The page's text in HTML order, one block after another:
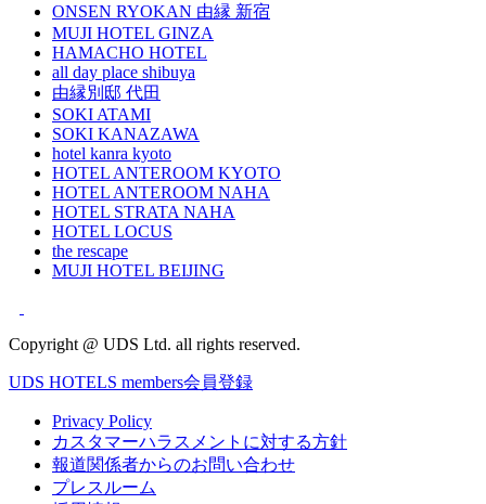
ONSEN RYOKAN 由縁 新宿
MUJI HOTEL GINZA
HAMACHO HOTEL
all day place shibuya
由縁別邸 代田
SOKI ATAMI
SOKI KANAZAWA
hotel kanra kyoto
HOTEL ANTEROOM KYOTO
HOTEL ANTEROOM NAHA
HOTEL STRATA NAHA
HOTEL LOCUS
the rescape
MUJI HOTEL BEIJING
Copyright @ UDS Ltd. all rights reserved.
UDS HOTELS members会員登録
Privacy Policy
カスタマーハラスメントに対する方針
報道関係者からのお問い合わせ
プレスルーム